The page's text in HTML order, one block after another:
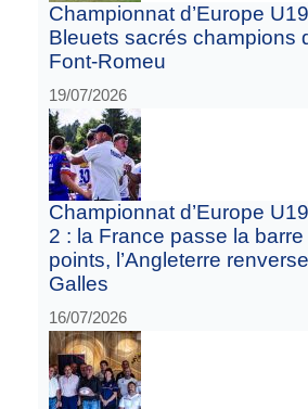
Championnat d’Europe
Bleuets sacrés champions
Font-Romeu
19/07/2026
Championnat d’Europe
2 : la France passe la
points, l’Angleterre
Galles
16/07/2026